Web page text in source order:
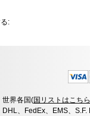
:
世界各国(国リストはこちら
DHL、FedEx、EMS、